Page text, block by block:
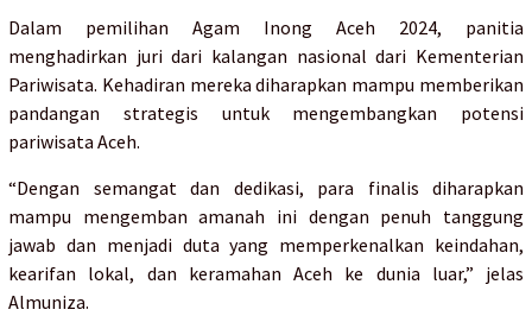
Dalam pemilihan Agam Inong Aceh 2024, panitia
menghadirkan juri dari kalangan nasional dari Kementerian
Pariwisata. Kehadiran mereka diharapkan mampu memberikan
pandangan strategis untuk mengembangkan potensi
pariwisata Aceh.
“Dengan semangat dan dedikasi, para finalis diharapkan
mampu mengemban amanah ini dengan penuh tanggung
jawab dan menjadi duta yang memperkenalkan keindahan,
kearifan lokal, dan keramahan Aceh ke dunia luar,” jelas
Almuniza.